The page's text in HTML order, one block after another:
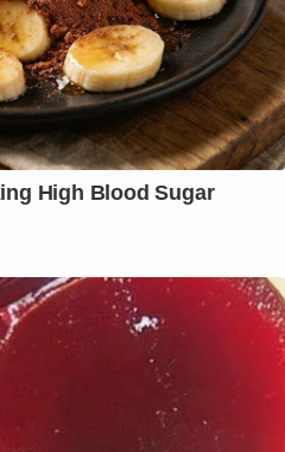
High Blood Sugar